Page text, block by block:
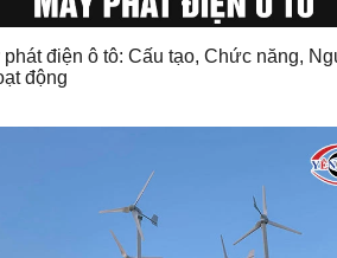
phát điện ô tô: Cấu tạo, Chức năng,
động